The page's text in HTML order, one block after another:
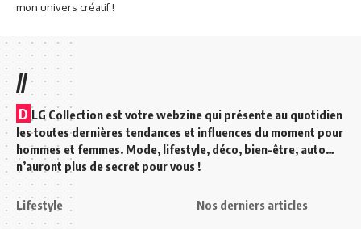
mon univers créatif !
//
D LG Collection est votre webzine qui présente au quotidien
les toutes dernières tendances et influences du moment pour
hommes et femmes. Mode, lifestyle, déco, bien-être, auto…
n’auront plus de secret pour vous !
Lifestyle Nos derniers articles